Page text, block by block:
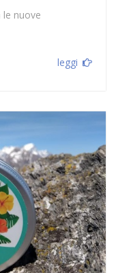
le nuove
leggi